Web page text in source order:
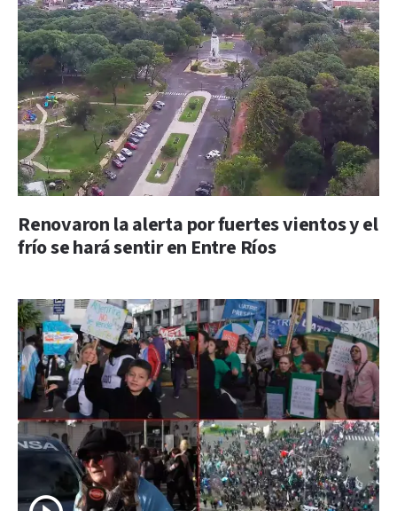
Renovaron la alerta por fuertes vientos y el
frío se hará sentir en Entre Ríos